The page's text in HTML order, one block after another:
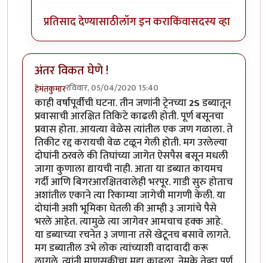
प्रतिसाद देण्यासाठीलॉग इन कराकिंवासदस्य व्हा
अंतर विकत घेणे !
हेमंतकुमाररविवार, 05/04/2020 15:40
काही वर्षांपूर्वीची घटना. तीन जणांनी ट्रेनच्या2Sडब्यातून
प्रवासाची आरक्षित तिकिटे काढली होती. पूर्ण बसूनचा
प्रवास होता. आयत्या वेळेस त्यांतील एक जण गळाला. ते
तिकीट रद्द करायची वेळ टळून गेली होती. मग उरलेल्या
दोघांनी ठरवले की तिघांच्या जागेत ऐसपैस बसून मधली
जागा कुणाला द्यायची नाही. आता या डब्यात कायमच
गर्दी आणि बिगरआरक्षितवालेही भरपूर. गाडी सुरु होताच
अशांतील एकाने त्या रिकाम्या जागेची मागणी केली. या
दोघांनी अशी भूमिका घेतली की आम्ही ३ जागांचे पैसे
भरले आहेत. त्यामुळे त्या जागेवर आमचाच हक्क आहे.
या डब्याच्या रचनेत ३ जणाना तसे खेटूनच बसावे लागते.
मग डब्यातील उभे लोक त्यांच्याशी वादावादी करू